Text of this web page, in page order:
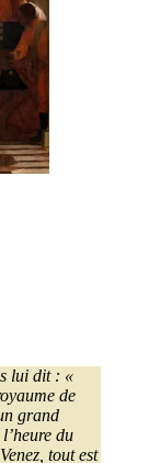
lui dit : «
de
grand
du
tout est